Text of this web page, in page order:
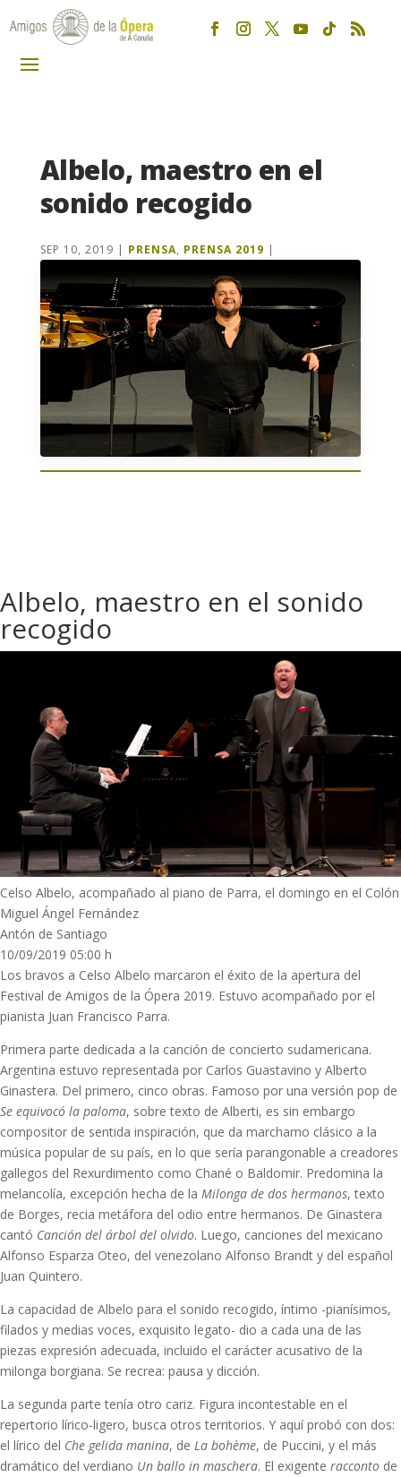
Albelo, maestro en el
sonido recogido
SEP 10, 2019 | PRENSA, PRENSA 2019 |
Albelo, maestro en el sonido
recogido
Celso Albelo, acompañado al piano de Parra, el domingo en el Colón
Miguel Ángel Fernández
Antón de Santiago
10/09/2019 05:00 h
Los bravos a Celso Albelo marcaron el éxito de la apertura del
Festival de Amigos de la Ópera 2019. Estuvo acompañado por el
pianista Juan Francisco Parra.
Primera parte dedicada a la canción de concierto sudamericana.
Argentina estuvo representada por Carlos Guastavino y Alberto
Ginastera. Del primero, cinco obras. Famoso por una versión pop de
Se equivocó la paloma, sobre texto de Alberti, es sin embargo
compositor de sentida inspiración, que da marchamo clásico a la
música popular de su país, en lo que sería parangonable a creadores
gallegos del Rexurdimento como Chané o Baldomir. Predomina la
melancolía, excepción hecha de la Milonga de dos hermanos, texto
de Borges, recia metáfora del odio entre hermanos. De Ginastera
cantó Canción del árbol del olvido. Luego, canciones del mexicano
Alfonso Esparza Oteo, del venezolano Alfonso Brandt y del español
Juan Quintero.
La capacidad de Albelo para el sonido recogido, íntimo -pianísimos,
filados y medias voces, exquisito legato- dio a cada una de las
piezas expresión adecuada, incluido el carácter acusativo de la
milonga borgiana. Se recrea: pausa y dicción.
La segunda parte tenía otro cariz. Figura incontestable en el
repertorio lírico-ligero, busca otros territorios. Y aquí probó con dos:
el lírico del Che gelida manina, de La bohème, de Puccini, y el más
dramático del verdiano Un ballo in maschera. El exigente racconto de